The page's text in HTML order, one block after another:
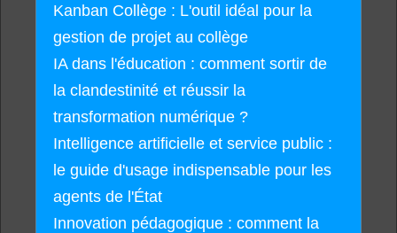
Kanban Collège : L'outil idéal pour la
gestion de projet au collège
IA dans l'éducation : comment sortir de
la clandestinité et réussir la
transformation numérique ?
Intelligence artificielle et service public :
le guide d'usage indispensable pour les
agents de l'État
Innovation pédagogique : comment la